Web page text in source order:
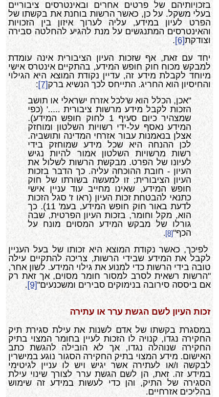
בזכויותיהם של פרטים אחרים ובאינטרסים ציבוריים
בעלי משקל. על כן, כאשר הרשות בוחנת את בקשתו של
הפרט לעיון במידע, עליה לערוך איזון בין הזכויות
והאינטרסים המתנגשים על מנת להגיע להחלטה סבירה
וצודקת[6]
.
יחד עם זאת, אף שזכות העיון הציבורית אינה עומדת
למבקש מכוח חוק חופש המידע, בהתקיים אינטרס אישי
מיוחד לקבלת מידע זה, עדיין נקודת המוצא היא הגילוי
והחיסיון הוא החריג. התייחס לכך הנשיא ברק[7]
:
"אכן, הכלל הוא ש'לכל אזרח ישראלי או תושב
הזכות לקבל מידע מרשות ציבורית .....' (כפי
שמצהיר כיום סעיף 1 לחוק חופש המידע).
המידע נאסף על-ידי רשויות השלטון ומוחזק
אצלן בנאמנות עבור אזרחי המדינה ותושביה.
לכן ההנחה היא שכל מידע שמוחזק בידי
רשות מרשויות השלטון אמור להיות נגיש
לעיונו של הפרט. מבקשת הרשות לשלול את
העיון - חובת ההוכחה עליה. כך הדבר בזכות
העיון הציבורית; זו למעשה בשורתו של חוק
חופש המידע, שאינו מחייב עוד עניין אישי
כתנאי להבטחת זכות העיון (ראו ז' סגל הזכות
לדעת באור חוק חופש המידע, בעמ' 11). כך
הוא, מקל וחומר, בזכות העיון הפרטית, שבה
גורלו של מבקש המידע המסוים מונח על
הכף"[8]
.
לפיכך, כאשר נקודת המוצא היא זכותו של בעל העניין
לקבל את המידע שבידי הרשות, צריכה להתקיים עילה
טובה בידי הרשות כדי למנוע את גילוי המידע. לשון אחר,
"הרשות רשאית לסרב למסור חומר מסוים, אך זאת רק
אם ביססה סירובה בנימוקים סבירים ומשכנעים"[9]
.
זכות העיון לשם הגשת ערר או עתירה
במסגרת בקשתו של אדם לשנות את עילת סגירת תיק
החקירה נגדו, קנויה לו הזכות לעיין בחומר המצוי בתיק
החקירה שנוהלה נגדו, אך לא הובילה להגשת כתב
האישום. מידע המצוי בתיק החקירה הסגור נוגע במישרין
לבקשה ו/או לעתירה אשר יגיש ויש לו עניין לגיטימי
במידע זה. זאת, הן לשם הגשת ערר לצורך שינוי עילת
הסגירה של התיק, והן כדי לעשות במידע זה שימוש
בהליכים אזרחיים.